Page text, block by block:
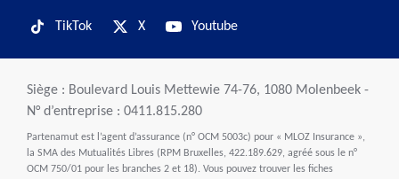
TikTok X Youtube
Siège : Boulevard Louis Mettewie 74-76, 1080 Molenbeek -
N° d’entreprise : 0411.815.280
Partenamut est l’agent d’assurance (n° OCM 5003c) pour « MLOZ Insurance »,
la SMA des Mutualités Libres (RPM Bruxelles, 422.189.629, agréé sous le n°
OCM 750/01 pour les branches 2 et 18). Vous pouvez trouver les fiches